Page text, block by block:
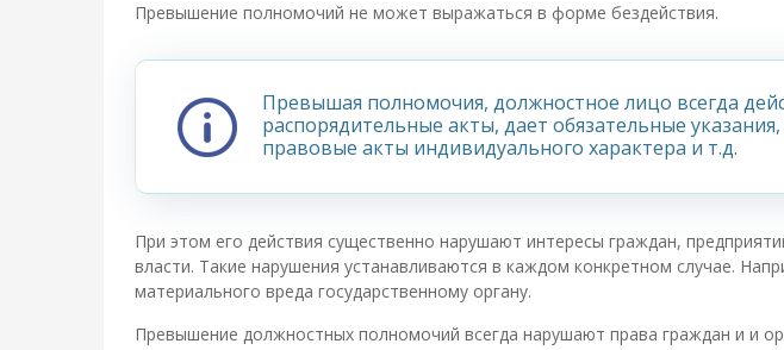
Превышение полномочий не может выражаться в форме бездействия.
Превышая полномочия, должностное лицо всегда
распорядительные акты, дает обязательные
правовые акты индивидуального характера и т.д.
При этом его действия существенно нарушают интересы граждан,
власти. Такие нарушения устанавливаются в каждом конкретном случае.
материального вреда государственному органу.
Превышение должностных полномочий всегда нарушают права граждан и и